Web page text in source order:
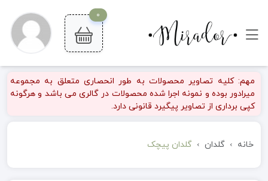
0
مهم: کلیه تصاویر محصولات به طور انحصاری متعلق به مجموعه
میرادور بوده و نمونه اجرا شده محصولات در گالری می باشد و هرگونه
کپی برداری از تصاویر پیگیرد قانونی دارد.
خانه گلدان گلدان پیچک